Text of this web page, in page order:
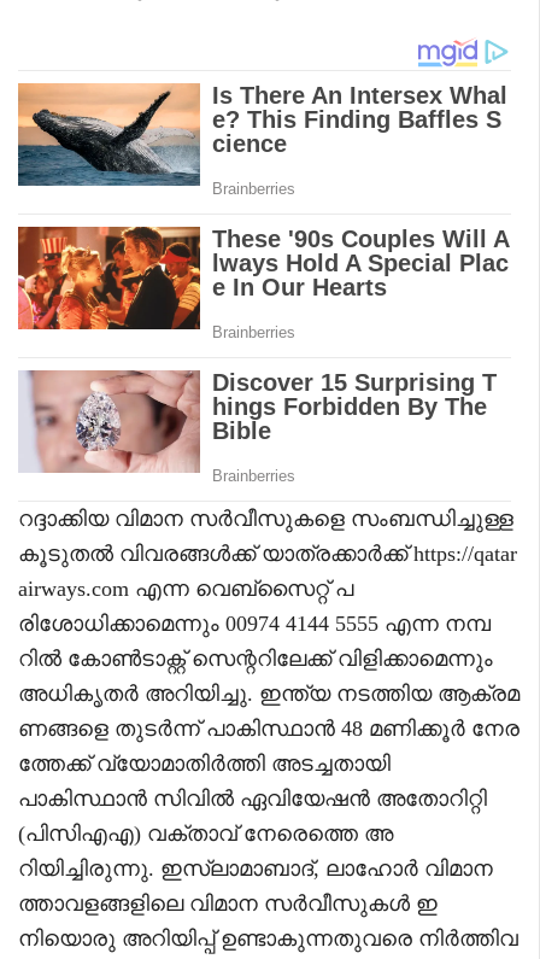
റദ്ദാക്കിയ വിമാന സർവീസുകളെ സംബന്ധിച്ചുള്ള
കൂടുതൽ വിവരങ്ങൾക്ക് യാത്രക്കാർക്ക് https://qatar
airways.com എന്ന വെബ്‌സൈറ്റ് പ
രിശോധിക്കാമെന്നും 00974 4144 5555 എന്ന നമ്പ
റിൽ കോൺടാക്റ്റ് സെന്ററിലേക്ക് വിളിക്കാമെന്നും
അധികൃതർ അറിയിച്ചു. ഇന്ത്യ നടത്തിയ ആക്രമ
ണങ്ങളെ തുടർന്ന് പാകിസ്ഥാൻ 48 മണിക്കൂർ നേര
ത്തേക്ക് വ്യോമാതിർത്തി അടച്ചതായി
പാകിസ്ഥാൻ സിവിൽ ഏവിയേഷൻ അതോറിറ്റി
(പിസിഎഎ) വക്താവ് നേരെത്തെ അ
റിയിച്ചിരുന്നു. ഇസ്ലാമാബാദ്, ലാഹോർ വിമാന
ത്താവളങ്ങളിലെ വിമാന സർവീസുകൾ ഇ
നിയൊരു അറിയിപ്പ് ഉണ്ടാകുന്നതുവരെ നിർത്തിവ